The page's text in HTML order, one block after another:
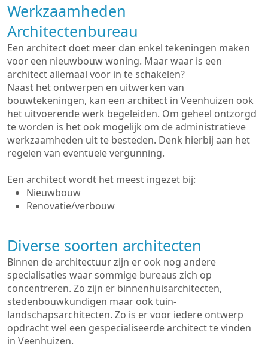
Werkzaamheden
Architectenbureau
Een architect doet meer dan enkel tekeningen maken
voor een nieuwbouw woning. Maar waar is een
architect allemaal voor in te schakelen?
Naast het ontwerpen en uitwerken van
bouwtekeningen, kan een architect in Veenhuizen ook
het uitvoerende werk begeleiden. Om geheel ontzorgd
te worden is het ook mogelijk om de administratieve
werkzaamheden uit te besteden. Denk hierbij aan het
regelen van eventuele vergunning.
Een architect wordt het meest ingezet bij:
Nieuwbouw
Renovatie/verbouw
Diverse soorten architecten
Binnen de architectuur zijn er ook nog andere
specialisaties waar sommige bureaus zich op
concentreren. Zo zijn er binnenhuisarchitecten,
stedenbouwkundigen maar ook tuin-
landschapsarchitecten. Zo is er voor iedere ontwerp
opdracht wel een gespecialiseerde architect te vinden
in Veenhuizen.